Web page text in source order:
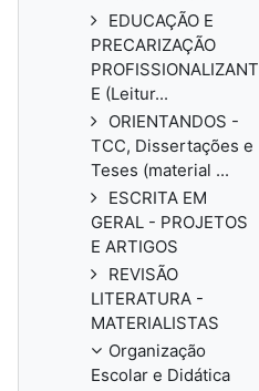
EDUCAÇÃO E
PRECARIZAÇÃO
PROFISSIONALIZANT
E (Leitur...
ORIENTANDOS -
TCC, Dissertações e
Teses (material ...
ESCRITA EM
GERAL - PROJETOS
E ARTIGOS
REVISÃO
LITERATURA -
MATERIALISTAS
Organização
Escolar e Didática